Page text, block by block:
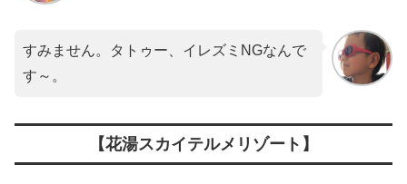
すみません。タトゥー、イレズミNGなんで
す～。
【花湯スカイテルメリゾート】